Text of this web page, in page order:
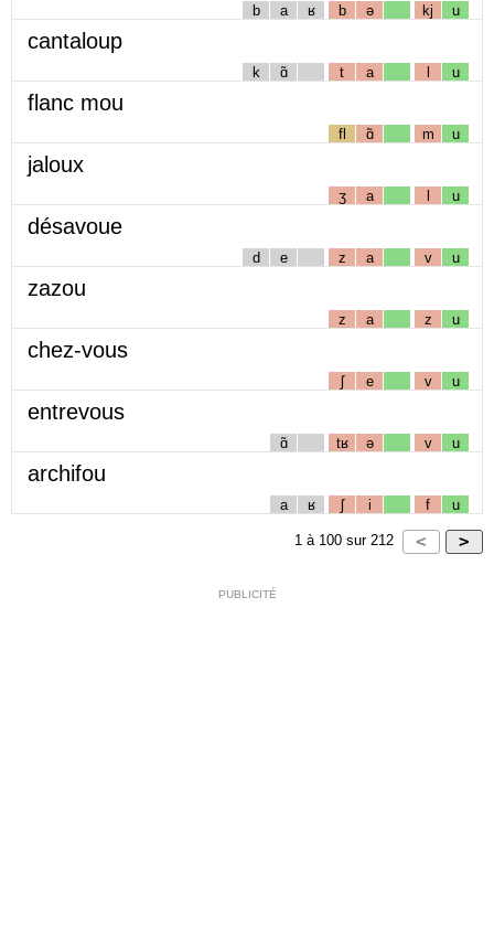
b a ʁ b ə kj u
cantaloup
k ɑ̃ t a l u
flanc mou
fl ɑ̃ m u
jaloux
ʒ a l u
désavoue
d e z a v u
zazou
z a z u
chez-vous
ʃ e v u
entrevous
ɑ̃ tʁ ə v u
archifou
a ʁ ʃ i f u
1 à 100 sur 212
PUBLICITÉ